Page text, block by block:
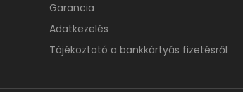
Garancia
Adatkezelés
Tájékoztató a bankkártyás fizetésről